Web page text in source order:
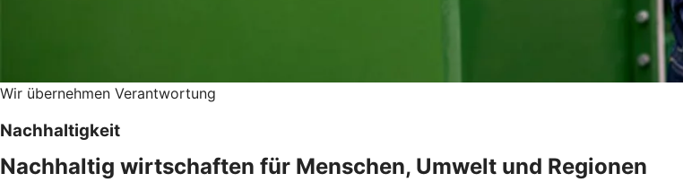
Wir übernehmen Verantwortung
Nachhaltigkeit
Nachhaltig wirtschaften für Menschen, Umwelt und Regionen